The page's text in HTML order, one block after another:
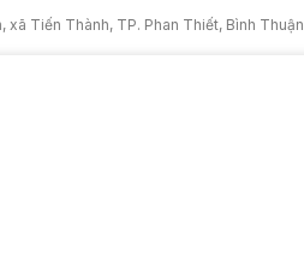
xã Tiến Thành, TP. Phan Thiết, Bình Thuận